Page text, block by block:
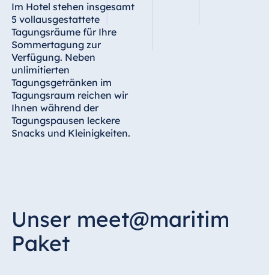
Im Hotel stehen insgesamt
5 vollausgestattete
Tagungsräume für Ihre
Sommertagung zur
Verfügung. Neben
unlimitierten
Tagungsgetränken im
Tagungsraum reichen wir
Ihnen während der
Tagungspausen leckere
Snacks und Kleinigkeiten.
Unser meet@maritim
Paket